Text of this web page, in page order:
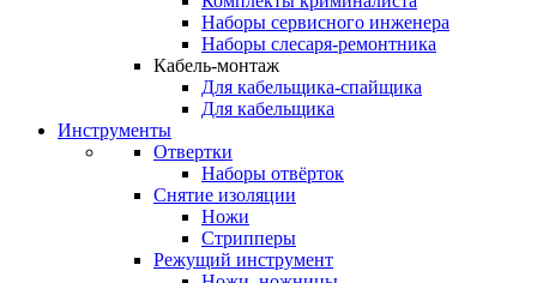
Наборы сервисного инженера
Наборы слесаря-ремонтника
Кабель-монтаж
Для кабельщика-спайщика
Для кабельщика
Инструменты
Отвертки
Наборы отвёрток
Снятие изоляции
Ножи
Стрипперы
Режущий инструмент